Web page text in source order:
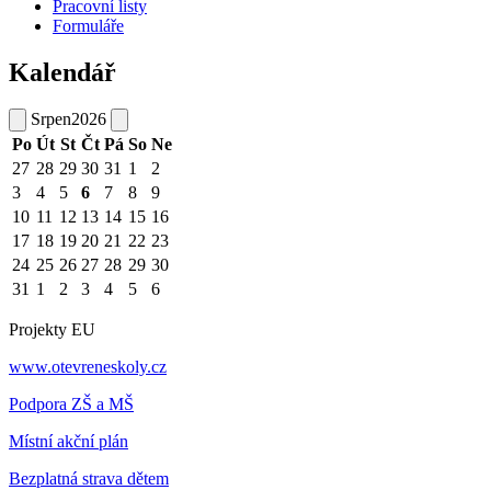
Pracovní listy
Formuláře
Kalendář
Srpen2026
Po Út St Čt Pá So Ne
27 28 29 30 31 1
2
3
4 5 6 7 8
9
10 11 12 13 14 15 16
17 18 19 20 21 22 23
24 25 26 27 28 29 30
31 1 2 3 4 5 6
Projekty EU
www.otevreneskoly.cz
Podpora ZŠ a MŠ
Místní akční plán
Bezplatná strava dětem